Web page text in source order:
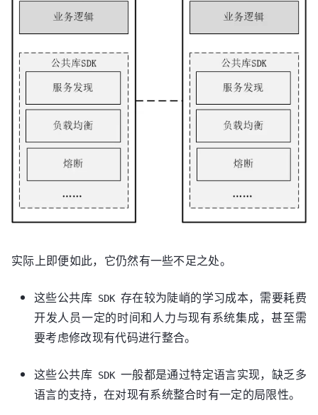
实际上即便如此，它仍然有一些不足之处。
这些公共库 SDK 存在较为陡峭的学习成本，需要耗费
开发人员一定的时间和人力与现有系统集成，甚至需
要考虑修改现有代码进行整合。
这些公共库 SDK 一般都是通过特定语言实现，缺乏多
语言的支持，在对现有系统整合时有一定的局限性。